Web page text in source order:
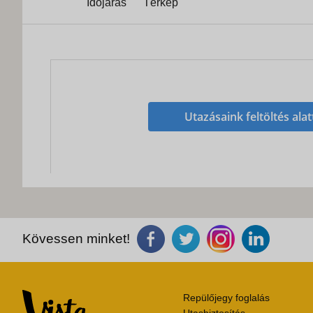
Időjárás Térkép
Utazásaink feltöltés
Kövessen minket!
Repülőjegy foglalás